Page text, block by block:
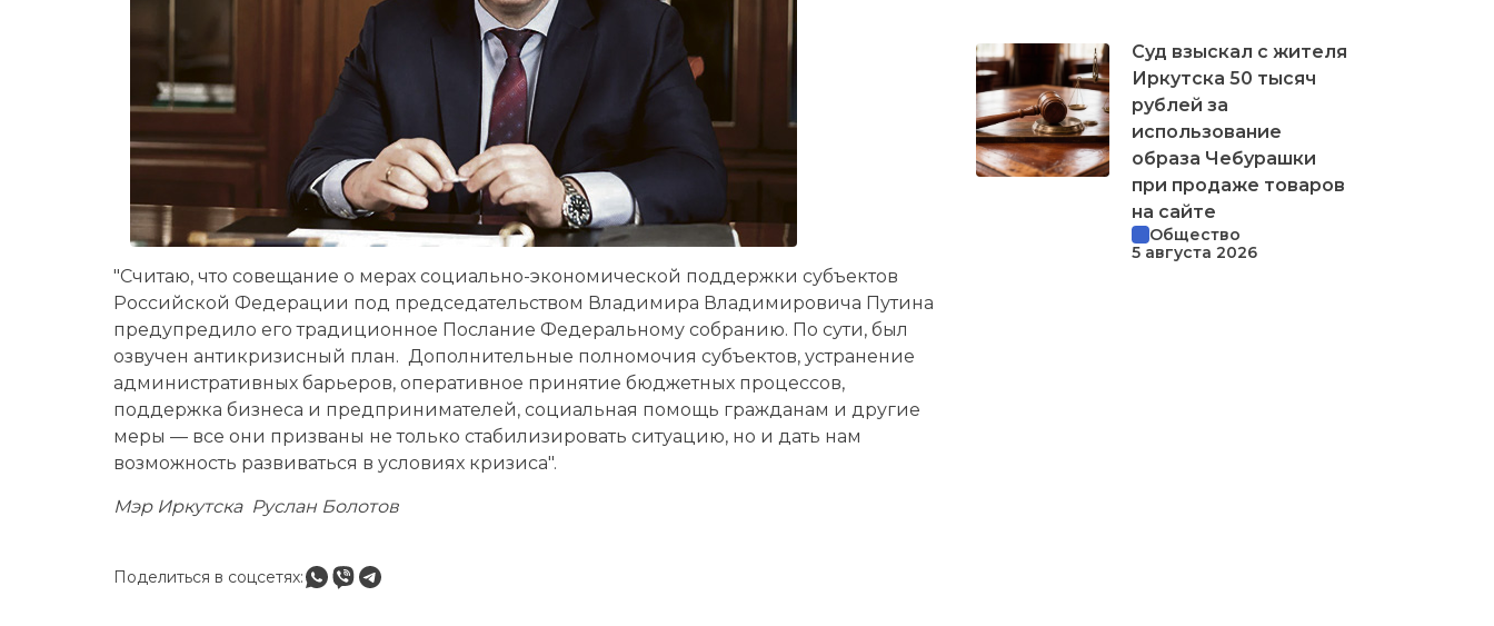
"Считаю, что совещание о мерах социально-экономической поддержки субъектов
Российской Федерации под председательством Владимира Владимировича Путина
предупредило его традиционное Послание Федеральному собранию. По сути, был
озвучен антикризисный план. Дополнительные полномочия субъектов, устранение
административных барьеров, оперативное принятие бюджетных процессов,
поддержка бизнеса и предпринимателей, социальная помощь гражданам и другие
меры — все они призваны не только стабилизировать ситуацию, но и дать нам
возможность развиваться в условиях кризиса".
Мэр Иркутска Руслан Болотов
Поделиться в соцсетях:
Суд взыскал с жителя
Иркутска 50 тысяч
рублей за
использование
образа Чебурашки
при продаже товаров
на сайте
Общество
5 августа 2026